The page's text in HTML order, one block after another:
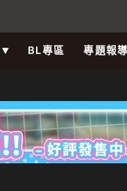
BL專區 專題報導